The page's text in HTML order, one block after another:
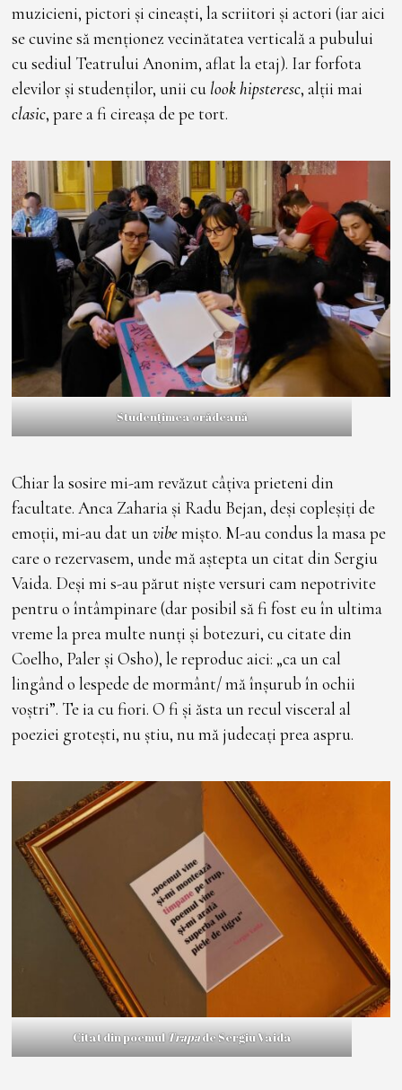
muzicieni, pictori și cineaști, la scriitori și actori (iar aici
se cuvine să menționez vecinătatea verticală a pubului
cu sediul Teatrului Anonim, aflat la etaj). Iar forfota
elevilor și studenților, unii cu lookhipsteresc, alții mai
clasic, pare a fi cireașa de pe tort.
Studențimea orădeană
Chiar la sosire mi-am revăzut câțiva prieteni din
facultate. Anca Zaharia și Radu Bejan, deși copleșiți de
emoții, mi-au dat unvibemișto. M-au condus la masa pe
care o rezervasem, unde mă aștepta un citat din Sergiu
Vaida. Deși mi s-au părut niște versuri cam nepotrivite
pentru o întâmpinare (dar posibil să fi fost eu în ultima
vreme la prea multe nunți și botezuri, cu citate din
Coelho, Paler și Osho), le reproduc aici: „ca un cal
lingând o lespede de mormânt/ mă înșurub în ochii
voștri”. Te ia cu fiori. O fi și ăsta un recul visceral al
poeziei grotești, nu știu, nu mă judecați prea aspru.
Citat din poemulTrapade Sergiu Vaida